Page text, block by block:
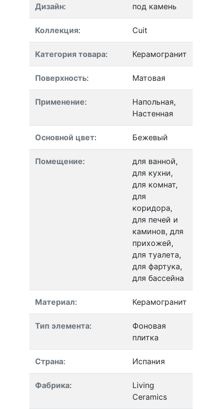
Дизайн: под камень
Коллекция: Cuit
Категория товара: Керамогранит
Поверхность: Матовая
Применение:
Напольная,
Настенная
Основной цвет: Бежевый
Помещение:
для ванной,
для кухни,
для комнат,
для
коридора,
для печей и
каминов, для
прихожей,
для туалета,
для фартука,
для бассейна
Материал: Керамогранит
Тип элемента:
Фоновая
плитка
Страна: Испания
Фабрика:
Living
Ceramics